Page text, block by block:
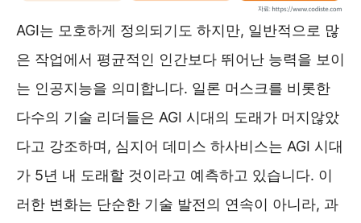
AGI는 모호하게 정의되기도 하지만, 일반적으로 많
은 작업에서 평균적인 인간보다 뛰어난 능력을 보이
는 인공지능을 의미합니다. 일론 머스크를 비롯한
다수의 기술 리더들은 AGI 시대의 도래가 머지않았
다고 강조하며, 심지어 데미스 하사비스는 AGI 시대
가 5년 내 도래할 것이라고 예측하고 있습니다. 이
러한 변화는 단순한 기술 발전의 연속이 아니라, 과